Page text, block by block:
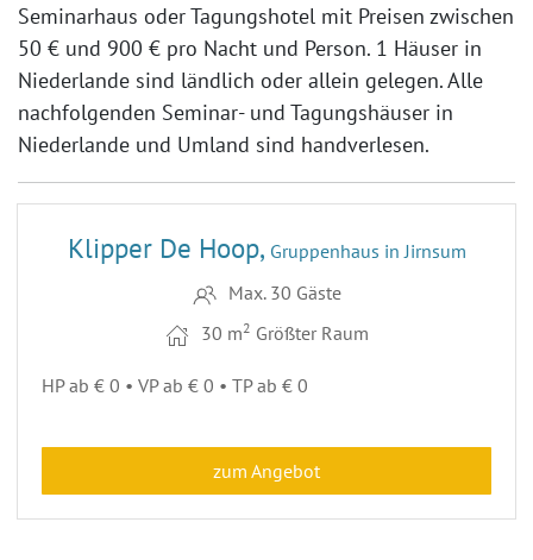
Seminarhaus oder Tagungshotel mit Preisen zwischen
50 € und 900 € pro Nacht und Person. 1 Häuser in
Niederlande sind ländlich oder allein gelegen. Alle
nachfolgenden Seminar- und Tagungshäuser in
Niederlande und Umland sind handverlesen.
11
Klipper De Hoop, Gruppenhaus in Jirnsum
Max. 30 Gäste
30 m2 Größter Raum
HP ab € 0 • VP ab € 0 • TP ab € 0
zum Angebot